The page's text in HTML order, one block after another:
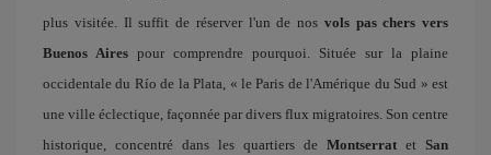
plus visitée. Il suffit de réserver l'un de nos vols pas chers vers
Buenos Aires pour comprendre pourquoi. Située sur la plaine
occidentale du Río de la Plata, « le Paris de l'Amérique du Sud » est
une ville éclectique, façonnée par divers flux migratoires. Son centre
historique, concentré dans les quartiers de Montserrat et San